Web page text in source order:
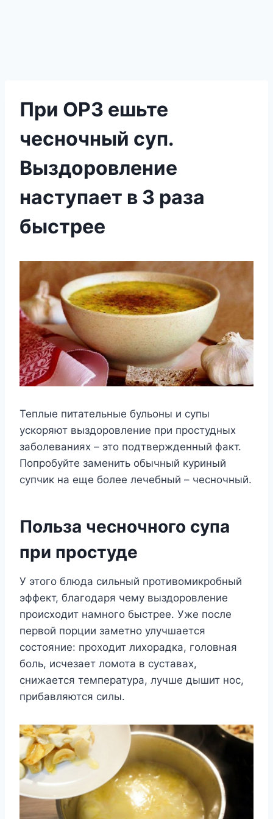
При ОРЗ ешьте
чесночный суп.
Выздоровление
наступает в 3 раза
быстрее
Теплые питательные бульоны и супы
ускоряют выздоровление при простудных
заболеваниях – это подтвержденный факт.
Попробуйте заменить обычный куриный
супчик на еще более лечебный – чесночный.
Польза чесночного супа
при простуде
У этого блюда сильный противомикробный
эффект, благодаря чему выздоровление
происходит намного быстрее. Уже после
первой порции заметно улучшается
состояние: проходит лихорадка, головная
боль, исчезает ломота в суставах,
снижается температура, лучше дышит нос,
прибавляются силы.